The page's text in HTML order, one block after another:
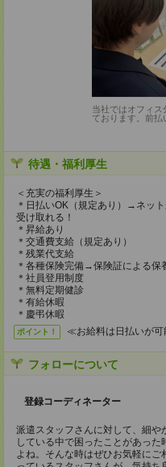
当社ではオフィス
ております。前払
待遇・福利厚生
＜充実の福利厚生＞
＊日払いOK（規定あり）→ネッ
受け取れる！
＊昇給あり
＊交通費支給（規定あり）
＊残業代支給
＊各種保険完備→保険証による
＊社員登用制度
＊無料定期健診
＊有給休暇
＊慶弔休暇
ポイント！ ≪お給料は日払いが
フォローについて
登録コーディネーター
派遣スタッフさんに対して、細や
している中で困ったことがあっ
よね。そんな時はぜひお気軽にご